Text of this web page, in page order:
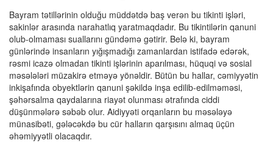
Bayram tətillərinin olduğu müddətdə baş verən bu tikinti işləri,
sakinlər arasında narahatlıq yaratmaqdadır. Bu tikintilərin qanuni
olub-olmaması suallarını gündəmə gətirir. Belə ki, bayram
günlərində insanların yığışmadığı zamanlardan istifadə edərək,
rəsmi icazə olmadan tikinti işlərinin aparılması, hüquqi və sosial
məsələləri müzakirə etməyə yönəldir. Bütün bu hallar, cəmiyyətin
inkişafında obyektlərin qanuni şəkildə inşa edilib-edilməməsi,
şəhərsalma qaydalarına riayət olunması ətrafında ciddi
düşünmələrə səbəb olur. Aidiyyəti orqanların bu məsələyə
münasibəti, gələcəkdə bu cür halların qarşısını almaq üçün
əhəmiyyətli olacaqdır.